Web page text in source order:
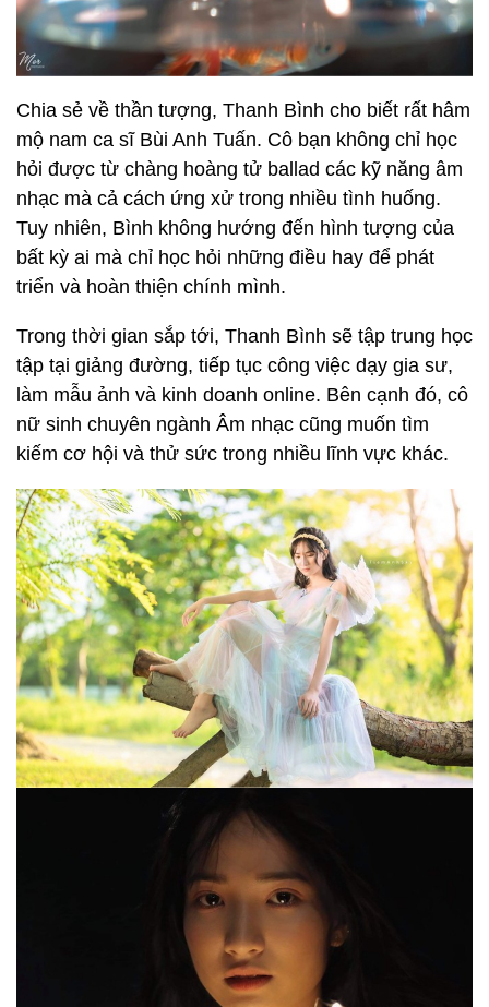
Chia sẻ về thần tượng, Thanh Bình cho biết rất hâm
mộ nam ca sĩ Bùi Anh Tuấn. Cô bạn không chỉ học
hỏi được từ chàng hoàng tử ballad các kỹ năng âm
nhạc mà cả cách ứng xử trong nhiều tình huống.
Tuy nhiên, Bình không hướng đến hình tượng của
bất kỳ ai mà chỉ học hỏi những điều hay để phát
triển và hoàn thiện chính mình.
Trong thời gian sắp tới, Thanh Bình sẽ tập trung học
tập tại giảng đường, tiếp tục công việc dạy gia sư,
làm mẫu ảnh và kinh doanh online. Bên cạnh đó, cô
nữ sinh chuyên ngành Âm nhạc cũng muốn tìm
kiếm cơ hội và thử sức trong nhiều lĩnh vực khác.